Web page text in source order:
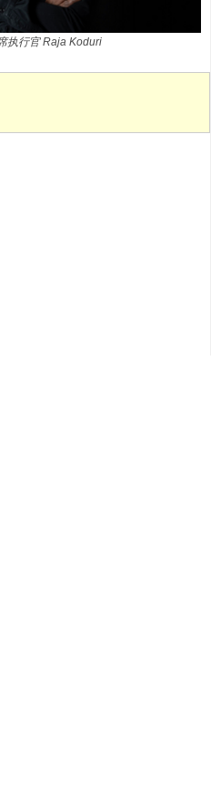
执行官 Raja Koduri